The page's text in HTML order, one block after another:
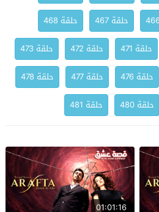
حلقة 467
حلقة 468
حلقة 471 حلقة 472
حلقة 473
حلقة 476 حلقة 477
حلقة 478
حلقة 480 حلقة 481
01:01:16